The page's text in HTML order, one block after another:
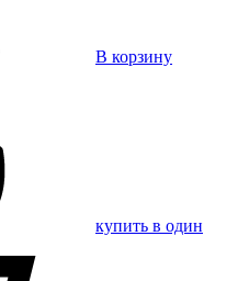
В корзину
купить в один